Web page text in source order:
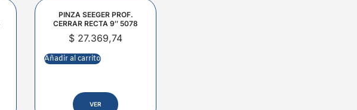
PINZA SEEGER PROF.
CERRAR RECTA 9″ 5078
$ 27.369,74
Añadir al carrito
VER